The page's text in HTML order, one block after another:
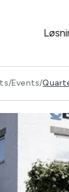
/Events/